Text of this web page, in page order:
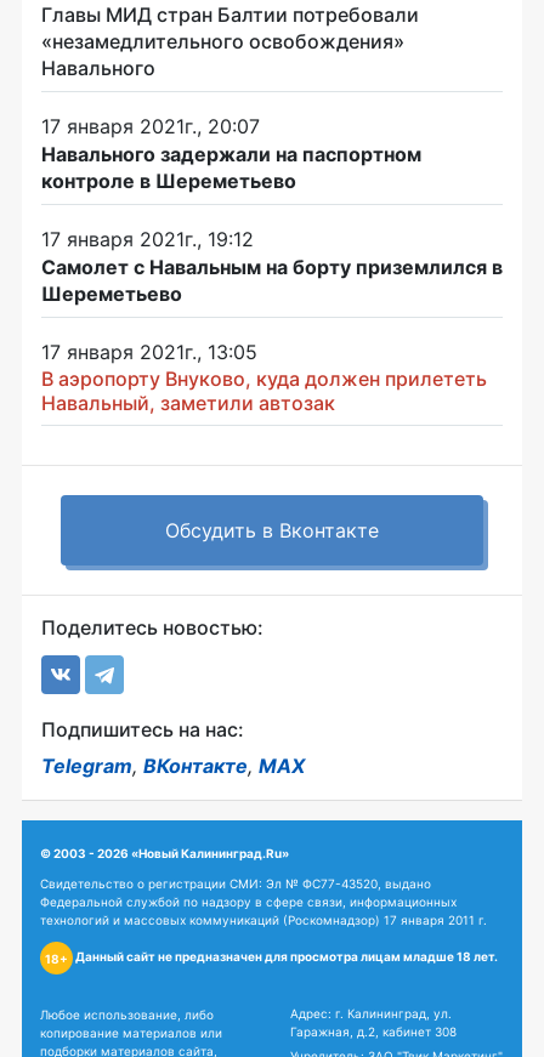
Главы МИД стран Балтии потребовали
«незамедлительного освобождения»
Навального
17 января 2021г., 20:07
Навального задержали на паспортном
контроле в Шереметьево
17 января 2021г., 19:12
Самолет с Навальным на борту приземлился в
Шереметьево
17 января 2021г., 13:05
В аэропорту Внуково, куда должен прилететь
Навальный, заметили автозак
Обсудить в Вконтакте
Поделитесь новостью:
Подпишитесь на нас:
Telegram, ВКонтакте, MAX
© 2003 - 2026 «Новый Калининград.Ru»
Свидетельство о регистрации СМИ: Эл № ФС77-43520, выдано
Федеральной службой по надзору в сфере связи, информационных
технологий и массовых коммуникаций (Роскомнадзор) 17 января 2011 г.
18+ Данный сайт не предназначен для просмотра лицам младше 18 лет.
Любое использование, либо
копирование материалов или
подборки материалов сайта,
Адрес: г. Калининград, ул.
Гаражная, д.2, кабинет 308